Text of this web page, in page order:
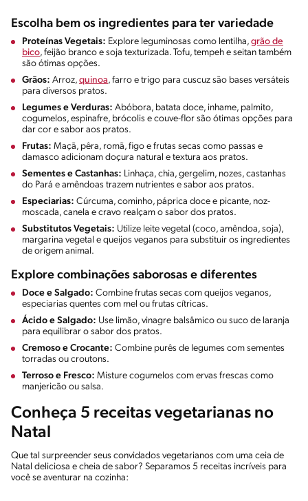
Escolha bem os ingredientes para ter variedade
Proteínas Vegetais: Explore leguminosas como lentilha, grão de
bico, feijão branco e soja texturizada. Tofu, tempeh e seitan também
são ótimas opções.
Grãos: Arroz, quinoa, farro e trigo para cuscuz são bases versáteis
para diversos pratos.
Legumes e Verduras: Abóbora, batata doce, inhame, palmito,
cogumelos, espinafre, brócolis e couve-flor são ótimas opções para
dar cor e sabor aos pratos.
Frutas: Maçã, pêra, romã, figo e frutas secas como passas e
damasco adicionam doçura natural e textura aos pratos.
Sementes e Castanhas: Linhaça, chia, gergelim, nozes, castanhas
do Pará e amêndoas trazem nutrientes e sabor aos pratos.
Especiarias: Cúrcuma, cominho, páprica doce e picante, noz-
moscada, canela e cravo realçam o sabor dos pratos.
Substitutos Vegetais: Utilize leite vegetal (coco, amêndoa, soja),
margarina vegetal e queijos veganos para substituir os ingredientes
de origem animal.
Explore combinações saborosas e diferentes
Doce e Salgado: Combine frutas secas com queijos veganos,
especiarias quentes com mel ou frutas cítricas.
Ácido e Salgado: Use limão, vinagre balsâmico ou suco de laranja
para equilibrar o sabor dos pratos.
Cremoso e Crocante: Combine purês de legumes com sementes
torradas ou croutons.
Terroso e Fresco: Misture cogumelos com ervas frescas como
manjericão ou salsa.
Conheça 5 receitas vegetarianas no
Natal
Que tal surpreender seus convidados vegetarianos com uma ceia de
Natal deliciosa e cheia de sabor? Separamos 5 receitas incríveis para
você se aventurar na cozinha: